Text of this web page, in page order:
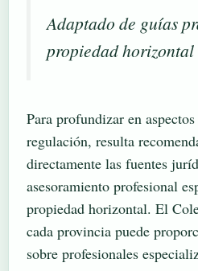
Adaptado de guías
propiedad horizontal
Para profundizar en
regulación, resulta
directamente las fuentes
asesoramiento profesional
propiedad horizontal. El
cada provincia puede
sobre profesionales